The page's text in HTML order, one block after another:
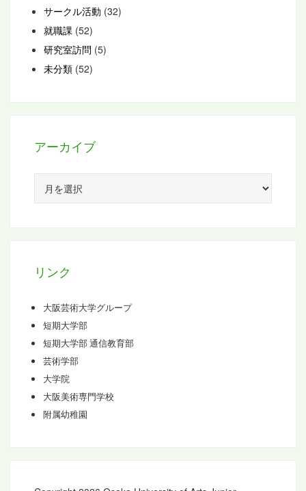
サークル活動 (32)
就職課 (52)
研究室訪問 (5)
未分類 (52)
アーカイブ
カ
リンク
大阪芸術大学グループ
短期大学部
短期大学部 通信教育部
芸術学部
大学院
大阪美術専門学校
附属幼稚園